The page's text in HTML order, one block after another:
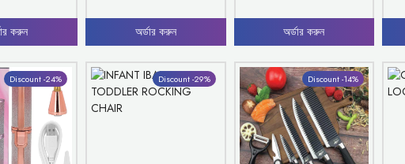
করুন অর্ডার করুন অর্ডার করুন
Discount -24% Discount -29% Discount -14%